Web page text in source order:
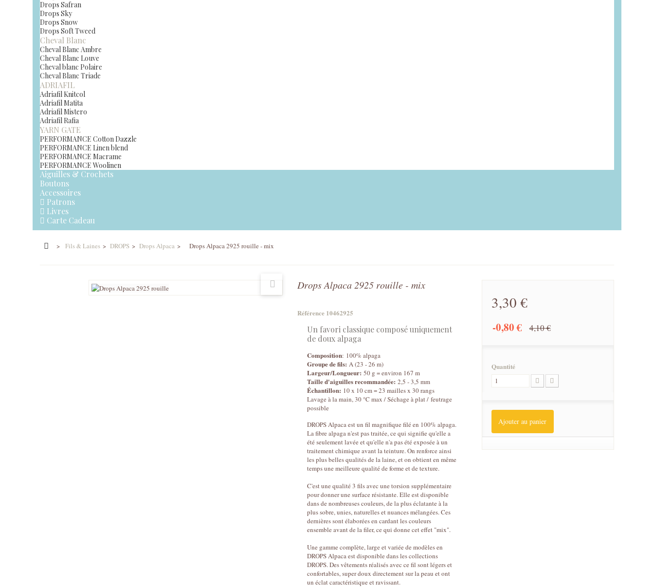
Drops Safran
Drops Sky
Drops Snow
Drops Soft Tweed
Cheval Blanc
Cheval Blanc Ambre
Cheval Blanc Louve
Cheval blanc Polaire
Cheval Blanc Triade
ADRIAFIL
Adriafil Knitcol
Adriafil Matita
Adriafil Mistero
Adriafil Rafia
YARN GATE
PERFORMANCE Cotton Dazzle
PERFORMANCE Linen blend
PERFORMANCE Macrame
PERFORMANCE Woolinen
Aiguilles & Crochets
Boutons
Accessoires
Patrons
Livres
Carte Cadeau
> Fils & Laines > DROPS > Drops Alpaca > Drops Alpaca 2925 rouille - mix
Drops Alpaca 2925 rouille - mix
Référence 10462925
Un favori classique composé uniquement
de doux alpaga
Composition: 100% alpaga
Groupe de fils: A (23 - 26 m)
Largeur/Longueur: 50 g = environ 167 m
Taille d'aiguilles recommandée: 2,5 - 3,5 mm
Échantillon: 10 x 10 cm = 23 mailles x 30 rangs
Lavage à la main, 30 °C max / Séchage à plat / feutrage
possible
DROPS Alpaca est un fil magnifique filé en 100% alpaga.
La fibre alpaga n'est pas traitée, ce qui signifie qu'elle a
été seulement lavée et qu'elle n'a pas été exposée à un
traitement chimique avant la teinture. On renforce ainsi
les plus belles qualités de la laine, et on obtient en même
temps une meilleure qualité de forme et de texture.
C'est une qualité 3 fils avec une torsion supplémentaire
pour donner une surface résistante. Elle est disponible
dans de nombreuses couleurs, de la plus éclatante à la
plus sobre, unies, naturelles et nuances mélangées. Ces
dernières sont élaborées en cardant les couleurs
ensemble avant de la filer, ce qui donne cet effet "mix".
Une gamme complète, large et variée de modèles en
DROPS Alpaca est disponible dans les collections
DROPS. Des vêtements réalisés avec ce fil sont légers et
confortables, super doux directement sur la peau et ont
un éclat caractéristique et ravissant.
3,30 €
-0,80 € 4,10 €
Quantité
Ajouter au panier